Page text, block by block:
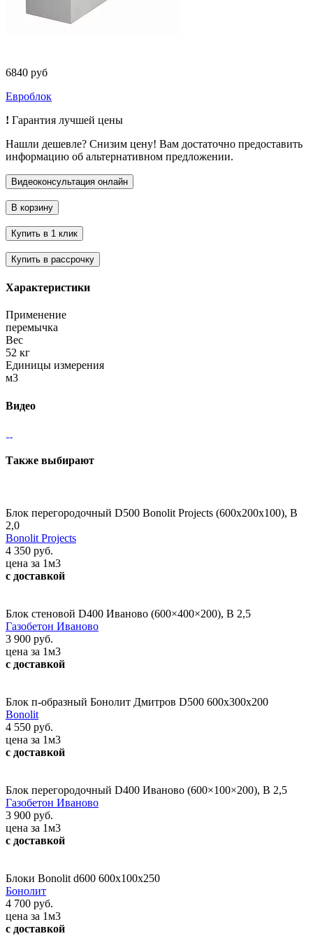
6840 руб
Евроблок
! Гарантия лучшей цены
Нашли дешевле? Снизим цену! Вам достаточно предоставить
информацию об альтернативном предложении.
Характеристики
Применение
перемычка
Вес
52 кг
Единицы измерения
м3
Видео
Также выбирают
Блок перегородочный D500 Bonolit Projects (600х200х100), В
2,0
Bonolit Projects
4 350 руб.
цена за 1м3
с доставкой
Блок стеновой D400 Иваново (600×400×200), В 2,5
Газобетон Иваново
3 900 руб.
цена за 1м3
с доставкой
Блок п-образный Бонолит Дмитров D500 600х300х200
Bonolit
4 550 руб.
цена за 1м3
с доставкой
Блок перегородочный D400 Иваново (600×100×200), В 2,5
Газобетон Иваново
3 900 руб.
цена за 1м3
с доставкой
Блоки Bonolit d600 600x100x250
Бонолит
4 700 руб.
цена за 1м3
с доставкой